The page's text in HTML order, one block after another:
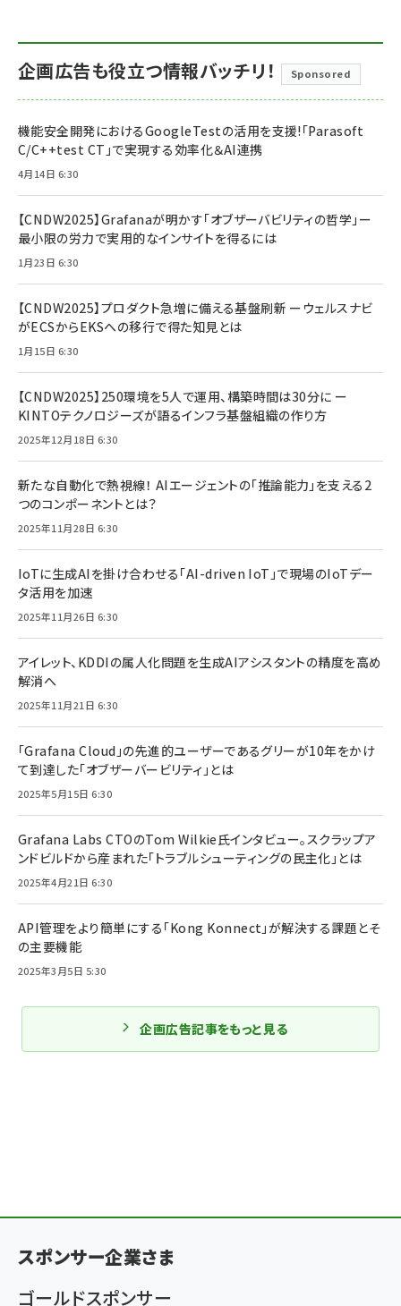
企画広告も役立つ情報バッチリ！ Sponsored
機能安全開発におけるGoogleTestの活用を支援!「Parasoft
C/C++test CT」で実現する効率化＆AI連携
4月14日 6:30
【CNDW2025】Grafanaが明かす「オブザーバビリティの哲学」ー
最小限の労力で実用的なインサイトを得るには
1月23日 6:30
【CNDW2025】プロダクト急増に備える基盤刷新 ーウェルスナビ
がECSからEKSへの移行で得た知見とは
1月15日 6:30
【CNDW2025】250環境を5人で運用、構築時間は30分に ー
KINTOテクノロジーズが語るインフラ基盤組織の作り方
2025年12月18日 6:30
新たな自動化で熱視線！ AIエージェントの「推論能力」を支える2
つのコンポーネントとは？
2025年11月28日 6:30
IoTに生成AIを掛け合わせる「AI-driven IoT」で現場のIoTデー
タ活用を加速
2025年11月26日 6:30
アイレット、KDDIの属人化問題を生成AIアシスタントの精度を高め
解消へ
2025年11月21日 6:30
「Grafana Cloud」の先進的ユーザーであるグリーが10年をかけ
て到達した「オブザーバービリティ」とは
2025年5月15日 6:30
Grafana Labs CTOのTom Wilkie氏インタビュー。スクラップア
ンドビルドから産まれた「トラブルシューティングの民主化」とは
2025年4月21日 6:30
API管理をより簡単にする「Kong Konnect」が解決する課題とそ
の主要機能
2025年3月5日 5:30
企画広告記事をもっと見る
スポンサー企業さま
ゴールドスポンサー